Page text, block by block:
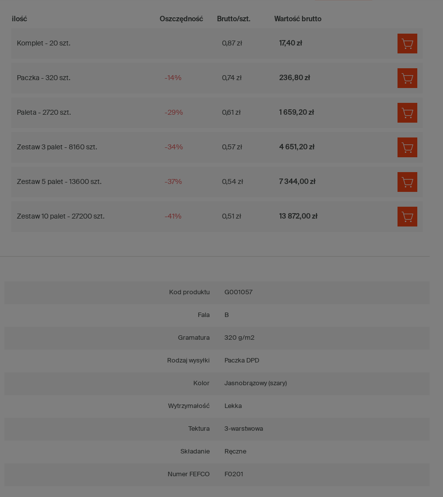
ilość Oszczędność Brutto/szt. Wartość brutto
Komplet - 20 szt. 0,87 zł 17,40 zł
Paczka - 320 szt. -14% 0,74 zł 236,80 zł
Paleta - 2720 szt. -29% 0,61 zł 1 659,20 zł
Zestaw 3 palet - 8160 szt. -34% 0,57 zł 4 651,20 zł
Zestaw 5 palet - 13600 szt. -37% 0,54 zł 7 344,00 zł
Zestaw 10 palet - 27200 szt. -41% 0,51 zł 13 872,00 zł
Kod produktu G001057
Fala B
Gramatura 320 g/m2
Rodzaj wysyłki Paczka DPD
Kolor Jasnobrązowy (szary)
Wytrzymałość Lekka
Tektura 3-warstwowa
Składanie Ręczne
Numer FEFCO F0201